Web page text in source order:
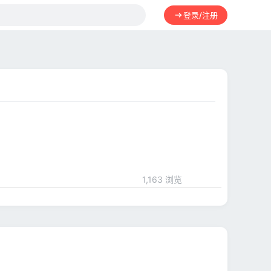
登录/注册
1,163 浏览